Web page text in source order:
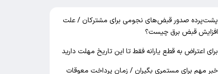
پشت‌پرده صدور قبض‌های نجومی برای مشترکان / علت
افزایش قبض برق چیست؟
برای اعتراض به قطع یارانه فقط تا این تاریخ مهلت دارید
خبر مهم برای مستمری بگیران / زمان پرداخت معوقات